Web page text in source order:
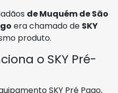
de Muquém de São
era chamado de SKY
produto.
o SKY Pré-
SKY Pré Pago,